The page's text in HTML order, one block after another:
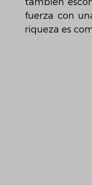
fuerza con
riqueza es